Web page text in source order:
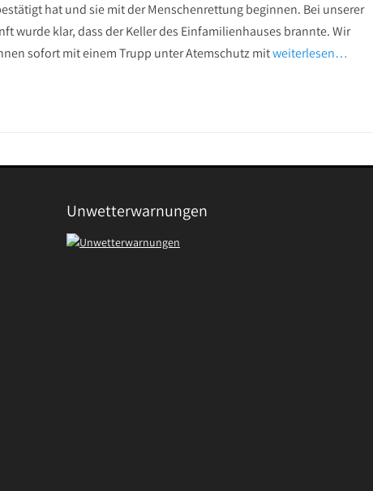
hat und sie mit der Menschenrettung beginnen. Bei unserer
wurde klar, dass der Keller des Einfamilienhauses brannte. Wir
sofort mit einem Trupp unter Atemschutz mitweiterlesen…
Unwetterwarnungen